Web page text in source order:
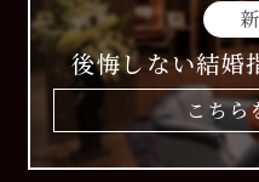
後悔しない結婚
こちら